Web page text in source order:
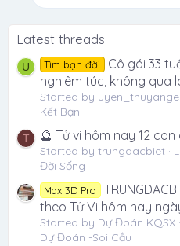
Latest threads
U Tìm bạn đời
Cô gái 33
nghiêm túc, không qua
Started by uyen_thuyangel
Kết Bạn
T 🔮 Tử vi hôm nay 12
Started by trungdacbiet
Đời Sống
Max 3D Pro
theo Tử Vi hôm nay
Started by Dự Đoán KQSX
Dự Đoán -Soi Cầu